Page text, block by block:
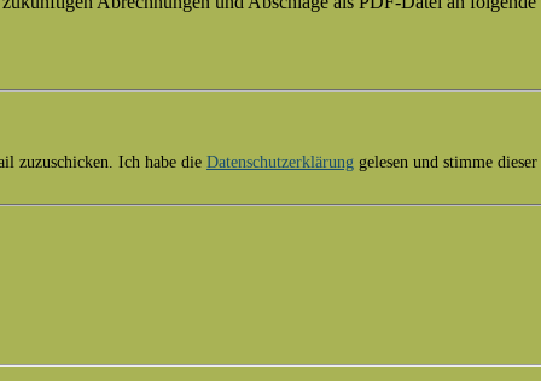
zuzuschicken. Ich habe die Datenschutzerklärung gelesen und stimme